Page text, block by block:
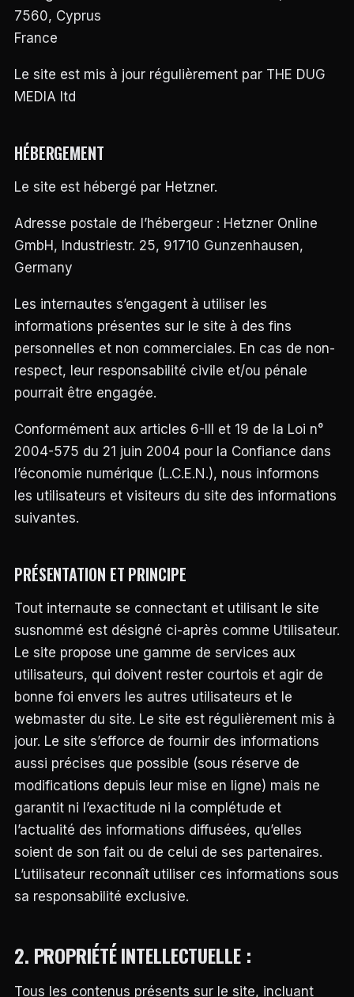
INSPIRANTS,
DES
ANALYSES
ET
DES
DOSSIERS
DANS
LA
AUTO/MOTO.
MIS
SUR
L’EXPLORATION
DES
MATIÈRES
ET
DE
L’ESTHÉTIQUE
POUR
PASSIONNÉS
PROFESSIONNELS.
7560, Cyprus
France
Le site est mis à jour régulièrement par THE DUG
MEDIA ltd
HÉBERGEMENT
Le site est hébergé par Hetzner.
Adresse postale de l’hébergeur : Hetzner Online
GmbH, Industriestr. 25, 91710 Gunzenhausen,
Germany
Les internautes s’engagent à utiliser les
informations présentes sur le site à des fins
personnelles et non commerciales. En cas de non-
respect, leur responsabilité civile et/ou pénale
pourrait être engagée.
Conformément aux articles 6-III et 19 de la Loi n°
2004-575 du 21 juin 2004 pour la Confiance dans
l’économie numérique (L.C.E.N.), nous informons
les utilisateurs et visiteurs du site des informations
suivantes.
PRÉSENTATION ET PRINCIPE
Tout internaute se connectant et utilisant le site
susnommé est désigné ci-après comme Utilisateur.
Le site propose une gamme de services aux
utilisateurs, qui doivent rester courtois et agir de
bonne foi envers les autres utilisateurs et le
webmaster du site. Le site est régulièrement mis à
jour. Le site s’efforce de fournir des informations
aussi précises que possible (sous réserve de
modifications depuis leur mise en ligne) mais ne
garantit ni l’exactitude ni la complétude et
l’actualité des informations diffusées, qu’elles
soient de son fait ou de celui de ses partenaires.
L’utilisateur reconnaît utiliser ces informations sous
sa responsabilité exclusive.
2. PROPRIÉTÉ INTELLECTUELLE :
Tous les contenus présents sur le site, incluant